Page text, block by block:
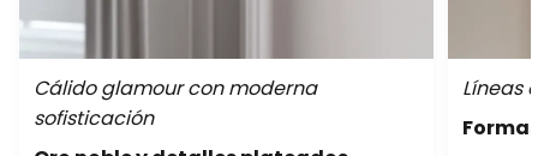
Cálido glamour con moderna
sofisticación
Líneas